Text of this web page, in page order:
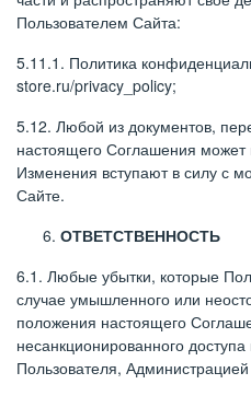
Пользователем Сайта:
5.11.1. Политика
store.ru/privacy_policy;
5.12. Любой из документов,
настоящего Соглашения
Изменения вступают в силу с
Сайте.
ОТВЕТСТВЕННОСТЬ
6.1. Любые убытки, которые
случае умышленного или
положения настоящего
несанкционированного
Пользователя,